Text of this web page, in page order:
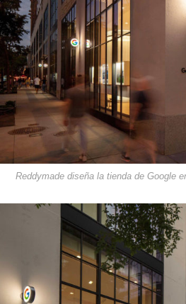
Reddymade diseña la tienda de Google